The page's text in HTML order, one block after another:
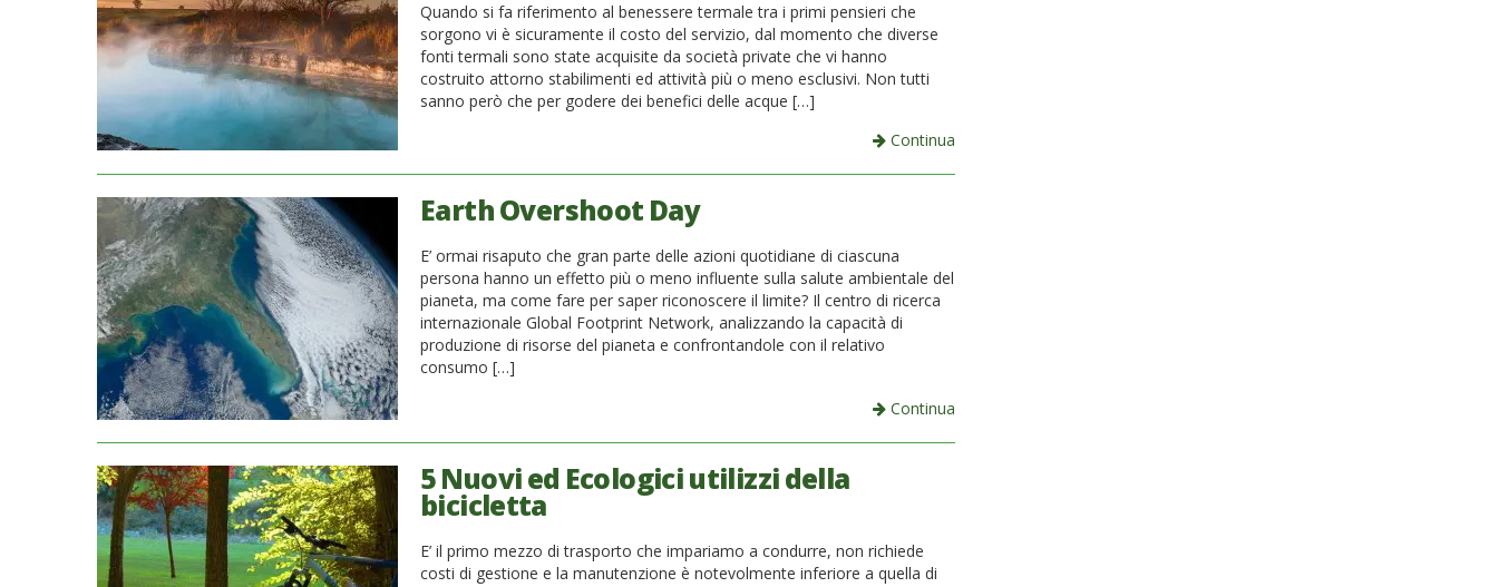
Quando si fa riferimento al benessere termale tra i primi pensieri che
sorgono vi è sicuramente il costo del servizio, dal momento che diverse
fonti termali sono state acquisite da società private che vi hanno
costruito attorno stabilimenti ed attività più o meno esclusivi. Non tutti
sanno però che per godere dei benefici delle acque […]
Continua
Earth Overshoot Day
E’ ormai risaputo che gran parte delle azioni quotidiane di ciascuna
persona hanno un effetto più o meno influente sulla salute ambientale del
pianeta, ma come fare per saper riconoscere il limite? Il centro di ricerca
internazionale Global Footprint Network, analizzando la capacità di
produzione di risorse del pianeta e confrontandole con il relativo
consumo […]
Continua
5 Nuovi ed Ecologici utilizzi della
bicicletta
E’ il primo mezzo di trasporto che impariamo a condurre, non richiede
costi di gestione e la manutenzione è notevolmente inferiore a quella di